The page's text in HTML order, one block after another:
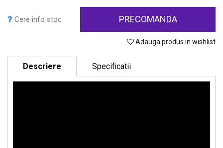
Cere info stoc PRECOMANDA
Adauga produs in wishlist
Descriere Specificatii